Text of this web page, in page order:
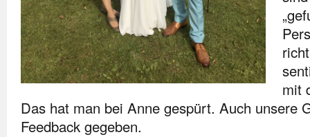
mit
Das hat man bei Anne gespürt. Auch unsere
Feedback gegeben.